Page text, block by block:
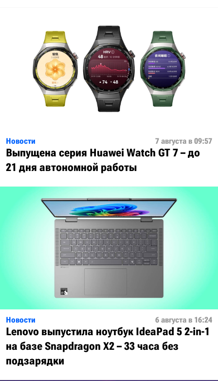
Новости 7 августа в 09:57
Выпущена серия Huawei Watch GT 7 – до
21 дня автономной работы
Новости 6 августа в 16:24
Lenovo выпустила ноутбук IdeaPad 5 2-in-1
на базе Snapdragon X2 – 33 часа без
подзарядки